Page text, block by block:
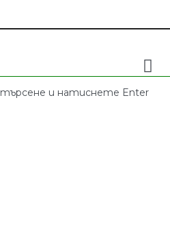
и натиснете Enter